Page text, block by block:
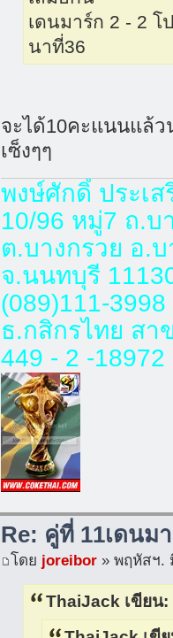
เดนมาร์ก 2 - 2 โ
นาที่36
จะได้10คะแนนแล้ว
เซ็งๆๆ
พงษ์ศักดิ์ ประเ
10/96 หมู่7 ถ.บ
ต.บางกรวย อ.บ
จ.นนทบุรี
(089)111-3998
ธ.กสิกรไทย สา
449 - 2 -18972
Re: คู่ที่ 11เดนม
โดย joreibor » พฤหัสฯ.
ThaiJack เขียน: